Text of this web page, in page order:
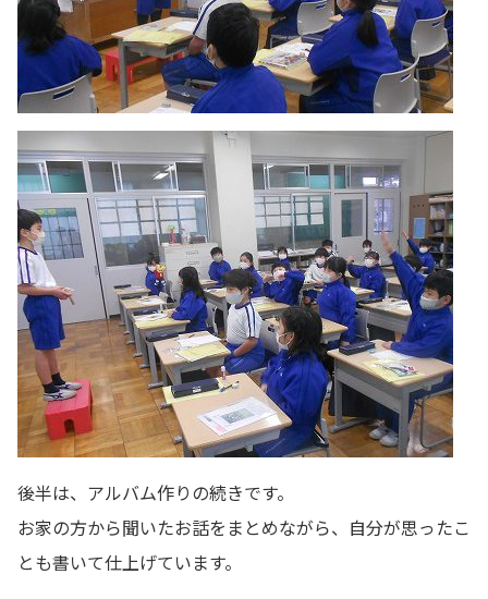
後半は、アルバム作りの続きです。
お家の方から聞いたお話をまとめながら、自分が思ったこ
とも書いて仕上げています。